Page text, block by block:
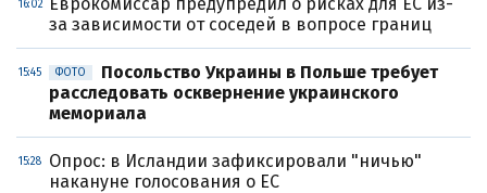
16:02
за зависимости от соседей в вопросе границ
15:45 ФОТО
Посольство Украины в Польше требует
расследовать осквернение украинского
мемориала
15:28
Опрос: в Исландии зафиксировали "ничью"
накануне голосования о ЕС